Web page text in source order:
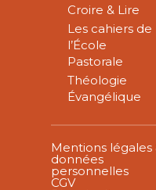
Croire & Lire
Les cahiers de
l’École
Pastorale
Théologie
Évangélique
Mentions légales
données
personnelles
CGV